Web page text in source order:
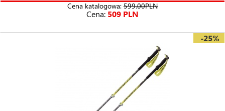
Cena katalogowa: 599.00PLN
Cena: 509 PLN
-25%